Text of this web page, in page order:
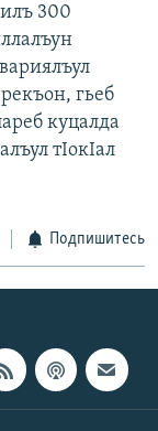
300
гьеб
куцалда
тIокIал
Подпишитесь